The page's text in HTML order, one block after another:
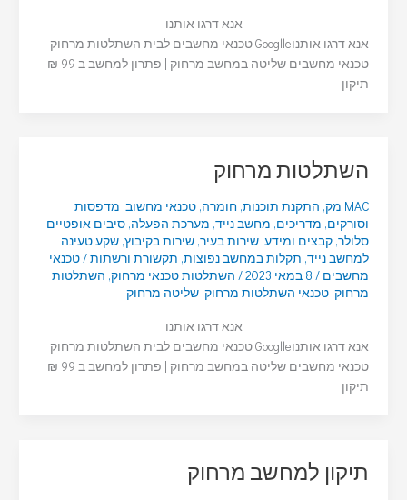
אנא דרגו אותנו
אנא דרגו אותנוGooglle טכנאי מחשבים לבית השתלטות מרחוק
טכנאי מחשבים שליטה במחשב מרחוק | פתרון למחשב ב 99 ₪
תיקון
השתלטות מרחוק
MAC מק , התקנת תוכנות, חומרה, טכנאי מחשוב, מדפסות
וסורקים, מדריכים, מחשב נייד, מערכת הפעלה, סיבים אופטיים,
סלולר, קבצים ומידע, שירות בעיר, שירות בקיבוץ, שקע טעינה
למחשב נייד, תקלות במחשב נפוצות, תקשורת ורשתות/טכנאי
מחשבים / 8 במאי 2023 / השתלטות טכנאי מרחוק, השתלטות
מרחוק, טכנאי השתלטות מרחוק, שליטה מרחוק
אנא דרגו אותנו
אנא דרגו אותנוGooglle טכנאי מחשבים לבית השתלטות מרחוק
טכנאי מחשבים שליטה במחשב מרחוק | פתרון למחשב ב 99 ₪
תיקון
תיקון למחשב מרחוק